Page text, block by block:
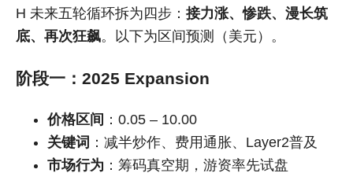
H 未来五轮循环拆为四步： 接力涨、惨跌、漫长筑
底、再次狂飙。以下为区间预测（美元）。
阶段一：2025 Expansion
价格区间 ：0.05 – 10.00
关键词 ：减半炒作、费用通胀、Layer2普及
市场行为 ：筹码真空期，游资率先试盘